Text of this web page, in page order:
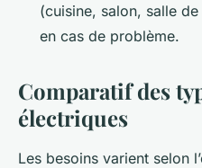
(cuisine, salon, salle
en cas de problème.
Comparatif des
électriques
Les besoins varient selon